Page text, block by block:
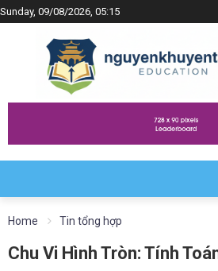
Sunday, 09/08/2026, 05:15
Home Tin tổng hợp
Chu Vi Hình Tròn: Tính